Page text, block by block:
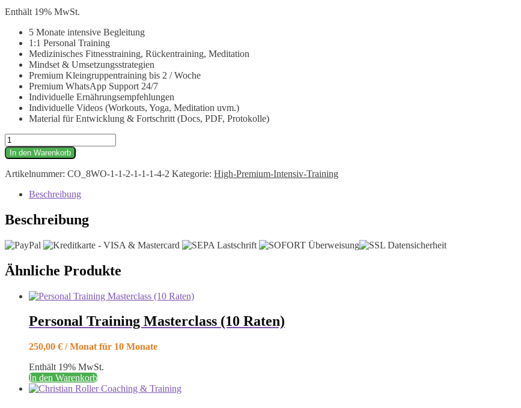
Enthält 19% MwSt.
5 Monate intensive Begleitung
1:1 Personal Training
Medizinisches Fitnesstraining, Rückentraining, Meditation
Mindset & Umsetzungsstrategien
Premium Kleingruppentraining bis 2 / Woche
Premium WhatsApp Support 24/7
Individuelle Ernährungsempfehlungen
Individuelle Videos (Workouts, Yoga, Meditation uvm.)
Material für Entwicklung & Fortschritt (Docs, PDF, Protokolle)
Personal
Training
Masterclass
(5
Menge
In den Warenkorb
Artikelnummer: CO_8WO-1-1-2-1-1-1-4-2 Kategorie: High-Premium-Intensiv-Training
Beschreibung
Beschreibung
Ähnliche Produkte
Personal Training Masterclass (10 Raten)
250,00 € / Monat für 10 Monate
Enthält 19% MwSt.
In den Warenkorb